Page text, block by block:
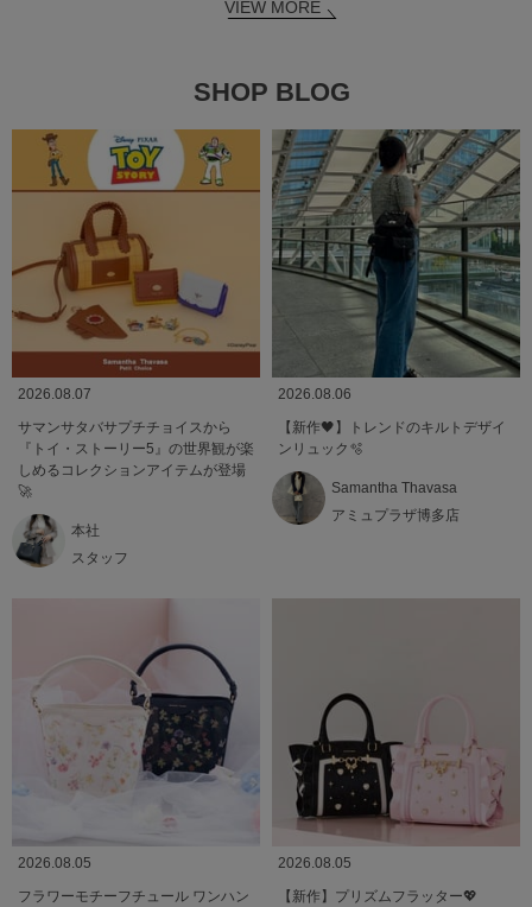
VIEW MORE
SHOP BLOG
2026.08.07
サマンサタバサプチチョイスから
『トイ・ストーリー5』の世界観が楽
しめるコレクションアイテムが登場
🚀
本社
スタッフ
2026.08.06
【新作🖤】トレンドのキルトデザイ
ンリュック🫧
Samantha Thavasa
アミュプラザ博多店
2026.08.05
フラワーモチーフチュール ワンハン
2026.08.05
【新作】プリズムフラッター💖